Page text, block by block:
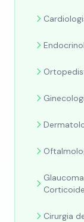
Corticoide
Cirurgia